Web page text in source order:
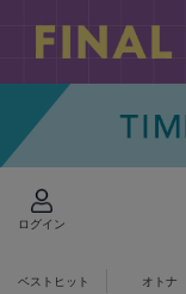
ログイン
ベストヒット オトナ